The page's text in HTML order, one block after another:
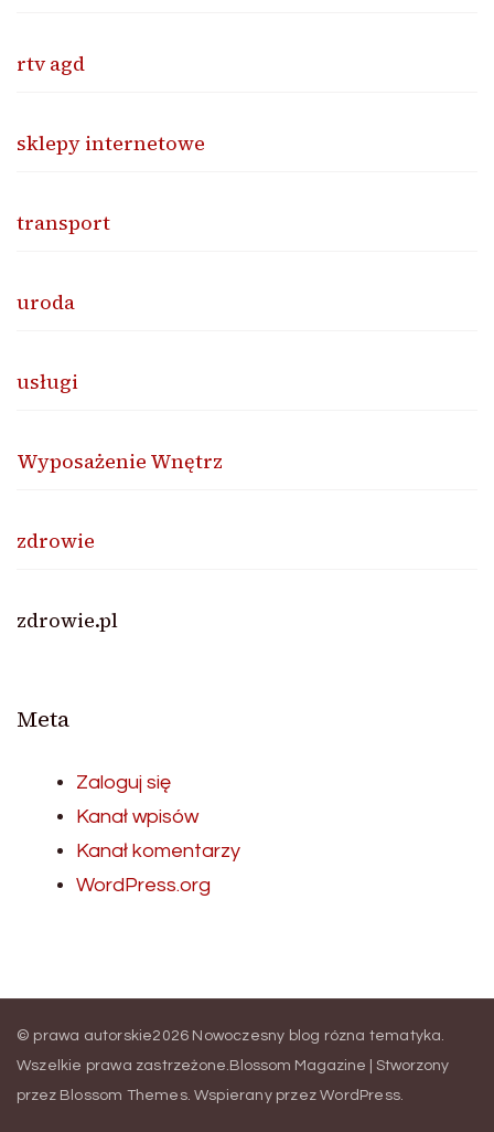
rtv agd
sklepy internetowe
transport
uroda
usługi
Wyposażenie Wnętrz
zdrowie
zdrowie.pl
Meta
Zaloguj się
Kanał wpisów
Kanał komentarzy
WordPress.org
© prawa autorskie2026 Nowoczesny blog rózna tematyka.
Wszelkie prawa zastrzeżone. Blossom Magazine | Stworzony
przez Blossom Themes. Wspierany przezWordPress.